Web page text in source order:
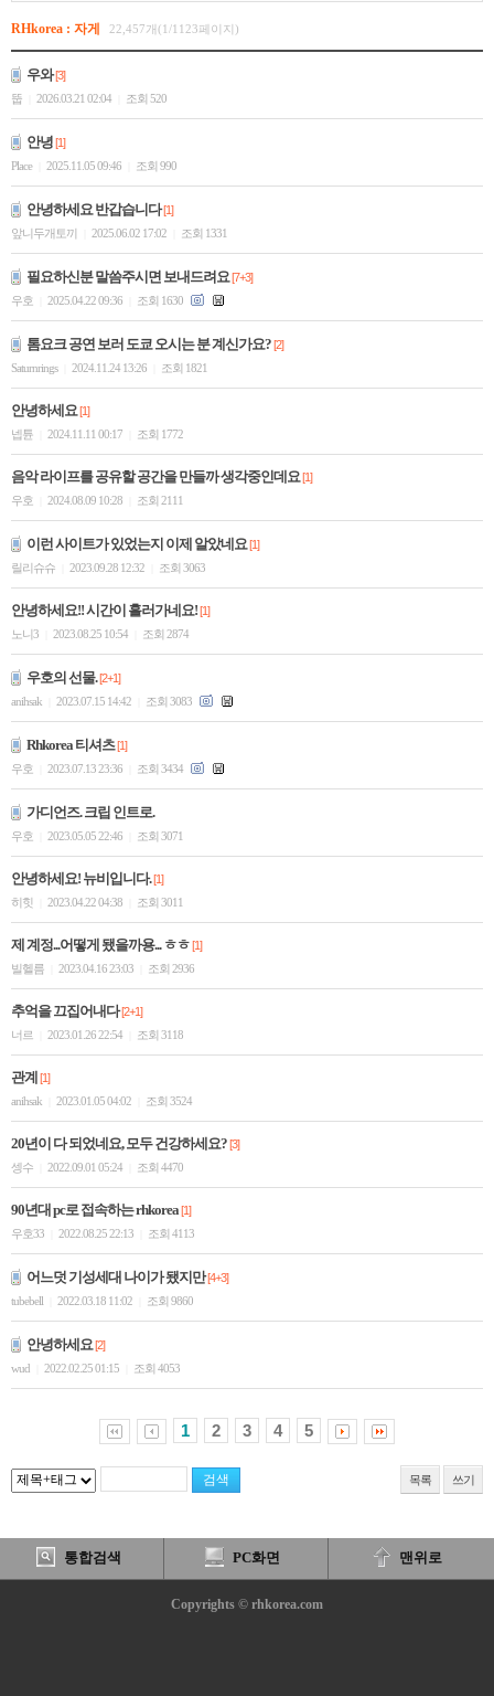
RHkorea : 자게 22,457개(1/1123페이지)
우와[3]
뚭
2026.03.21 02:04 조회 520
안녕[1]
Place
2025.11.05 09:46 조회 990
안녕하세요 반갑습니다[1]
앞니두개토끼
2025.06.02 17:02 조회 1331
필요하신분 말씀주시면 보내드려요[7+3]
우호
2025.04.22 09:36 조회 1630
톰요크 공연 보러 도쿄 오시는 분 계신가요?[2]
Saturnrings
2024.11.24 13:26 조회 1821
안녕하세요[1]
넵튠
2024.11.11 00:17 조회 1772
음악 라이프를 공유할 공간을 만들까 생각중인데요[1]
우호
2024.08.09 10:28 조회 2111
이런 사이트가 있었는지 이제 알았네요[1]
릴리슈슈
2023.09.28 12:32 조회 3063
안녕하세요!! 시간이 흘러가네요![1]
노니3
2023.08.25 10:54 조회 2874
우호의 선물.[2+1]
anihsak
2023.07.15 14:42 조회 3083
Rhkorea 티셔츠[1]
우호
2023.07.13 23:36 조회 3434
가디언즈. 크립 인트로.
우호 2023.05.05 22:46 조회 3071
안녕하세요! 뉴비입니다.[1]
히힛
2023.04.22 04:38 조회 3011
제 계정...어떻게 됐을까용... ㅎㅎ[1]
빌헬름
2023.04.16 23:03 조회 2936
추억을 끄집어내다[2+1]
너르
2023.01.26 22:54 조회 3118
관계 [1]
anihsak
2023.01.05 04:02 조회 3524
20년이 다 되었네요, 모두 건강하세요?[3]
셍수
2022.09.01 05:24 조회 4470
90년대 pc로 접속하는 rhkorea[1]
우호33
2022.08.25 22:13 조회 4113
어느덧 기성세대 나이가 됐지만[4+3]
tubebell
2022.03.18 11:02 조회 9860
안녕하세요[2]
wud
2022.02.25 01:15 조회 4053
1 2 3 4 5
목록 쓰기
통합검색 PC화면 맨위로
Copyrights © rhkorea.com